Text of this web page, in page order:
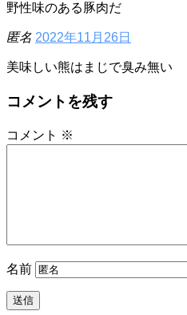
野性味のある豚肉だ
匿名 2022年11月26日
美味しい熊はまじで臭み無い
コメントを残す
コメント ※
名前